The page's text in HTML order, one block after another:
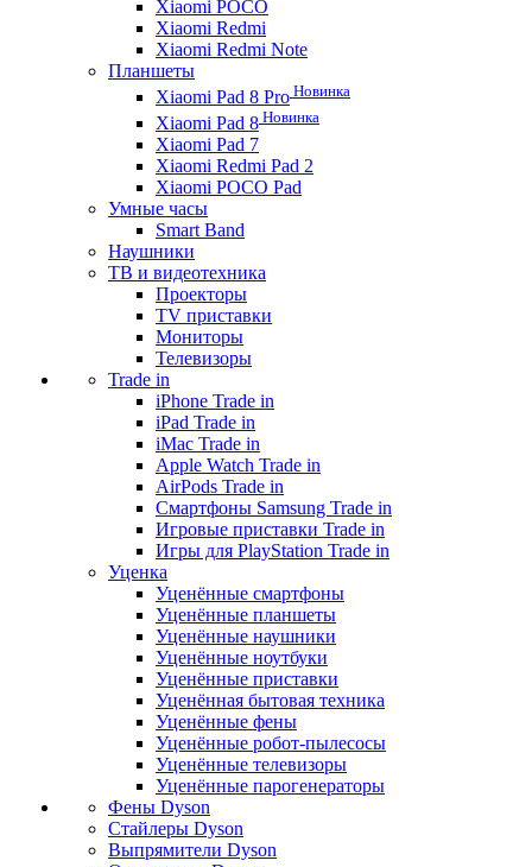
Xiaomi POCO
Xiaomi Redmi
Xiaomi Redmi Note
Планшеты
Xiaomi Pad 8 Pro Новинка
Xiaomi Pad 8 Новинка
Xiaomi Pad 7
Xiaomi Redmi Pad 2
Xiaomi POCO Pad
Умные часы
Smart Band
Наушники
ТВ и видеотехника
Проекторы
TV приставки
Мониторы
Телевизоры
Trade in
iPhone Trade in
iPad Trade in
iMac Trade in
Apple Watch Trade in
AirPods Trade in
Смартфоны Samsung Trade in
Игровые приставки Trade in
Игры для PlayStation Trade in
Уценка
Уценённые смартфоны
Уценённые планшеты
Уценённые наушники
Уценённые ноутбуки
Уценённые приставки
Уценённая бытовая техника
Уценённые фены
Уценённые робот-пылесосы
Уценённые телевизоры
Уценённые парогенераторы
Фены Dyson
Стайлеры Dyson
Выпрямители Dyson